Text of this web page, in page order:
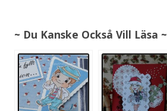
~ Du Kanske Också Vill Läsa ~